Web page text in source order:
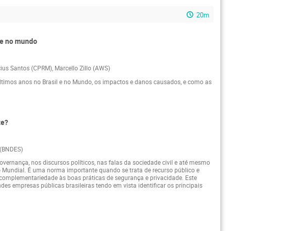
20m
no mundo
Santos (CPRM), Marcello Zillo (AWS)
anos no Brasil e no Mundo, os impactos e danos causados, e como as
nos discursos políticos, nas falas da sociedade civil e até mesmo
É uma norma importante quando se trata de recurso público e
às boas práticas de segurança e privacidade. Este
empresas públicas brasileiras tendo em vista identificar os principais